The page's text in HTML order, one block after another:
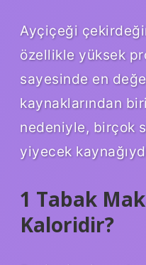
Ayçiçeği
özellikle yüksek
sayesinde en
kaynaklarından
nedeniyle, birçok
yiyecek
1 Tabak
Kaloridir?